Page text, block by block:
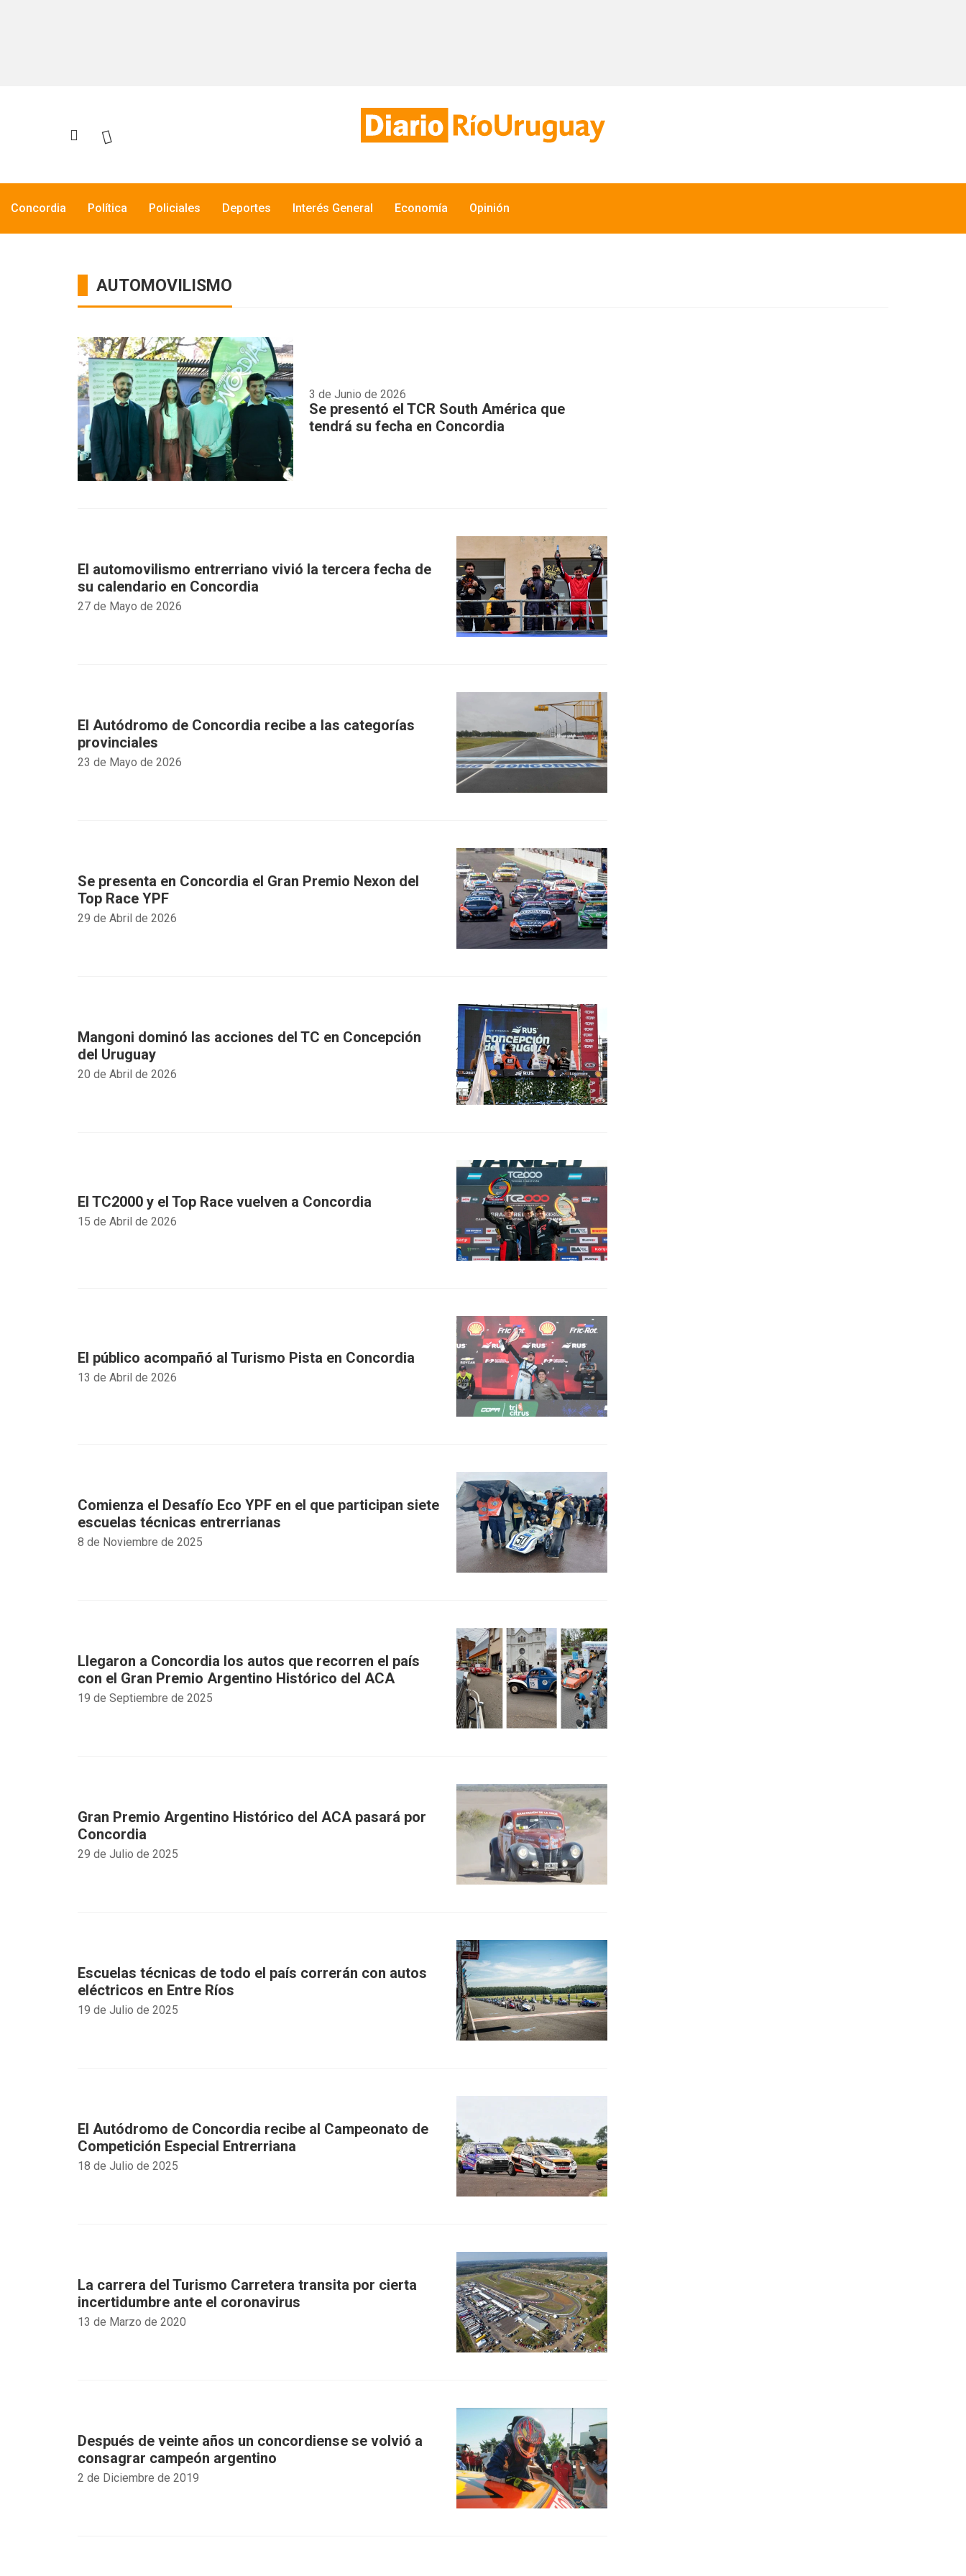
Concordia Política Policiales Deportes Interés General Economía Opinión
AUTOMOVILISMO
3 de Junio de 2026
Se presentó el TCR South América que
tendrá su fecha en Concordia
27 de Mayo de 2026
El automovilismo entrerriano vivió la tercera fecha de
su calendario en Concordia
23 de Mayo de 2026
El Autódromo de Concordia recibe a las categorías
provinciales
29 de Abril de 2026
Se presenta en Concordia el Gran Premio Nexon del
Top Race YPF
20 de Abril de 2026
Mangoni dominó las acciones del TC en Concepción
del Uruguay
15 de Abril de 2026
El TC2000 y el Top Race vuelven a Concordia
13 de Abril de 2026
El público acompañó al Turismo Pista en Concordia
8 de Noviembre de 2025
Comienza el Desafío Eco YPF en el que participan siete
escuelas técnicas entrerrianas
19 de Septiembre de 2025
Llegaron a Concordia los autos que recorren el país
con el Gran Premio Argentino Histórico del ACA
29 de Julio de 2025
Gran Premio Argentino Histórico del ACA pasará por
Concordia
19 de Julio de 2025
Escuelas técnicas de todo el país correrán con autos
eléctricos en Entre Ríos
18 de Julio de 2025
El Autódromo de Concordia recibe al Campeonato de
Competición Especial Entrerriana
13 de Marzo de 2020
La carrera del Turismo Carretera transita por cierta
incertidumbre ante el coronavirus
2 de Diciembre de 2019
Después de veinte años un concordiense se volvió a
consagrar campeón argentino